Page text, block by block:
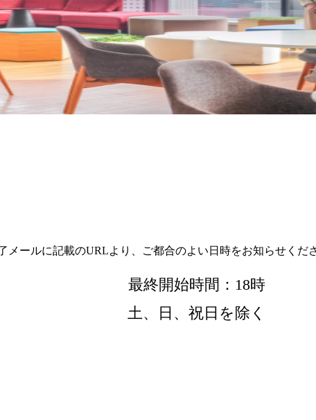
メールに記載のURLより、ご都合のよい日時をお知らせくだ
最終開始時間：18時
土、日、祝日を除く